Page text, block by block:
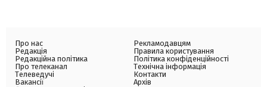
Про нас
Редакція
Редакційна політика
Про телеканал
Телеведучі
Вакансії
Рекламодавцям
Правила користування
Політика конфіденційності
Технічна інформація
Контакти
Архів